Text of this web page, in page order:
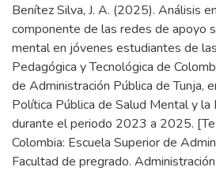
Benítez Silva, J. A. (2025). Análisis
componente de las redes de apoyo
mental en jóvenes estudiantes de
Pedagógica y Tecnológica de
de Administración Pública de Tunja,
Política Pública de Salud Mental y
durante el periodo 2023 a 2025.
Colombia: Escuela Superior de
Facultad de pregrado.